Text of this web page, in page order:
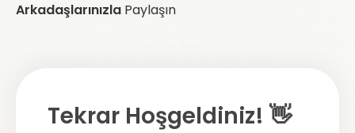
Arkadaşlarınızla Paylaşın
Tekrar Hoşgeldiniz! 👋